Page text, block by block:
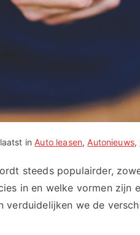
inAuto leasen,Autonieuws,
steeds populairder,
in en welke vormen zijn
verduidelijken we de